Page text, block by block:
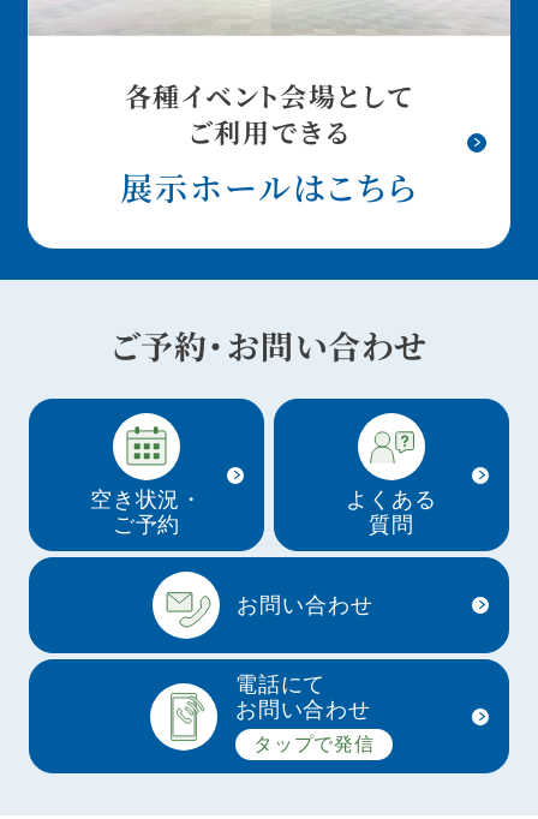
各種イベント会場として
ご利用できる
展示ホールはこちら
ご予約・お問い合わせ
空き状況・
ご予約
お問い合わせ
よくある
質問
電話にて
お問い合わせ
タップで発信